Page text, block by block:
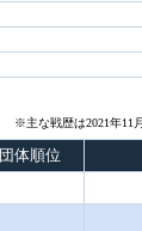
※主な戦歴は2021年11
団体順位